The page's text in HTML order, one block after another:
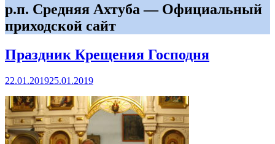
р.п. Средняя Ахтуба — Официальный
приходской сайт
Праздник Крещения Господня
22.01.201925.01.2019